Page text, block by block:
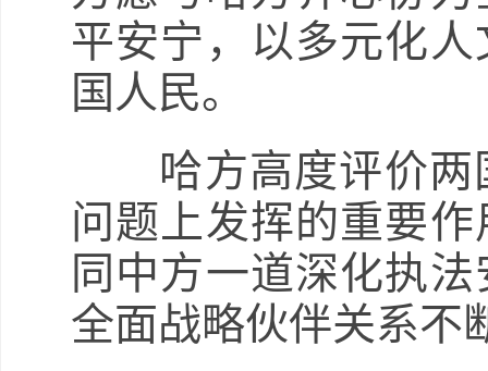
平安宁，以多元化
国人民。
哈方高度评价两
问题上发挥的重要
同中方一道深化执
全面战略伙伴关系不